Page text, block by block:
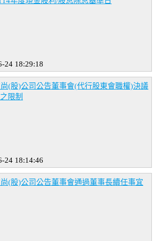
24 18:29:18
(股)公司公告董事會(代行股東會職權)決議
限制
24 18:14:46
(股)公司公告董事會通過董事長續任事宜